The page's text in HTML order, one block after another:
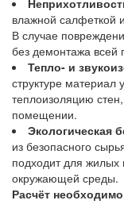
влажной
В случае
без демонтажа всей
Тепло- и
структуре материал
теплоизоляцию
помещении.
Экологическая
из безопасного
подходит для
окружающей среды.
Расчёт